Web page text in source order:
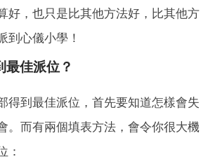
好，也只是比其他方法好，比其他方
到心儀小學！
最佳派位？
得到最佳派位，首先要知道怎樣會失
。而有兩個填表方法，會令你很大機
：